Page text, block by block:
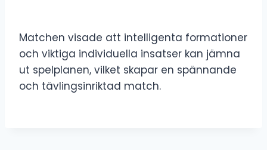
Matchen visade att intelligenta formationer
och viktiga individuella insatser kan jämna
ut spelplanen, vilket skapar en spännande
och tävlingsinriktad match.